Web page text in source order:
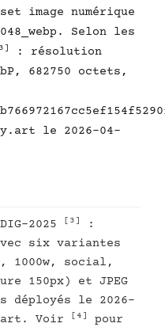
image numérique
Selon les
: résolution
682750 octets,
le 2026-04-
2025 [3]
:
six variantes
1000w, social,
150px) et JPEG
déployés le 2026-
Voir
[4]
pour